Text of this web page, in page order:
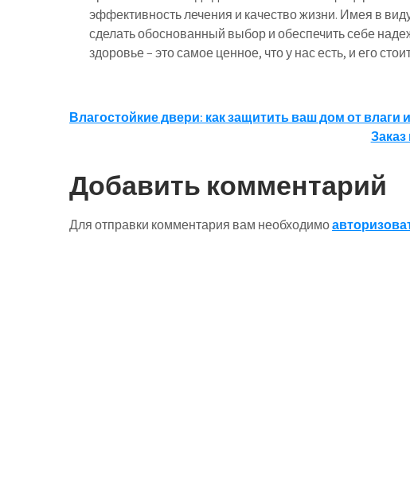
эффективность лечения и качество жизни. Имея в
сделать обоснованный выбор и обеспечить себе
здоровье – это самое ценное, что у нас есть, и его
Навигация
записям
Влагостойкие двери: как защитить ваш дом от
Добавить комментарий
Для отправки комментария вам необходимо